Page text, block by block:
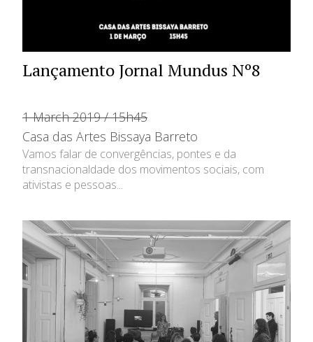
Lançamento Jornal Mundus Nº8
1 March 2019 / 15h45
Casa das Artes Bissaya Barreto
Vamos falar de convergências, pontes e da
transnacionaldade dos movimentos sociais, com
ativistas e pessoas...